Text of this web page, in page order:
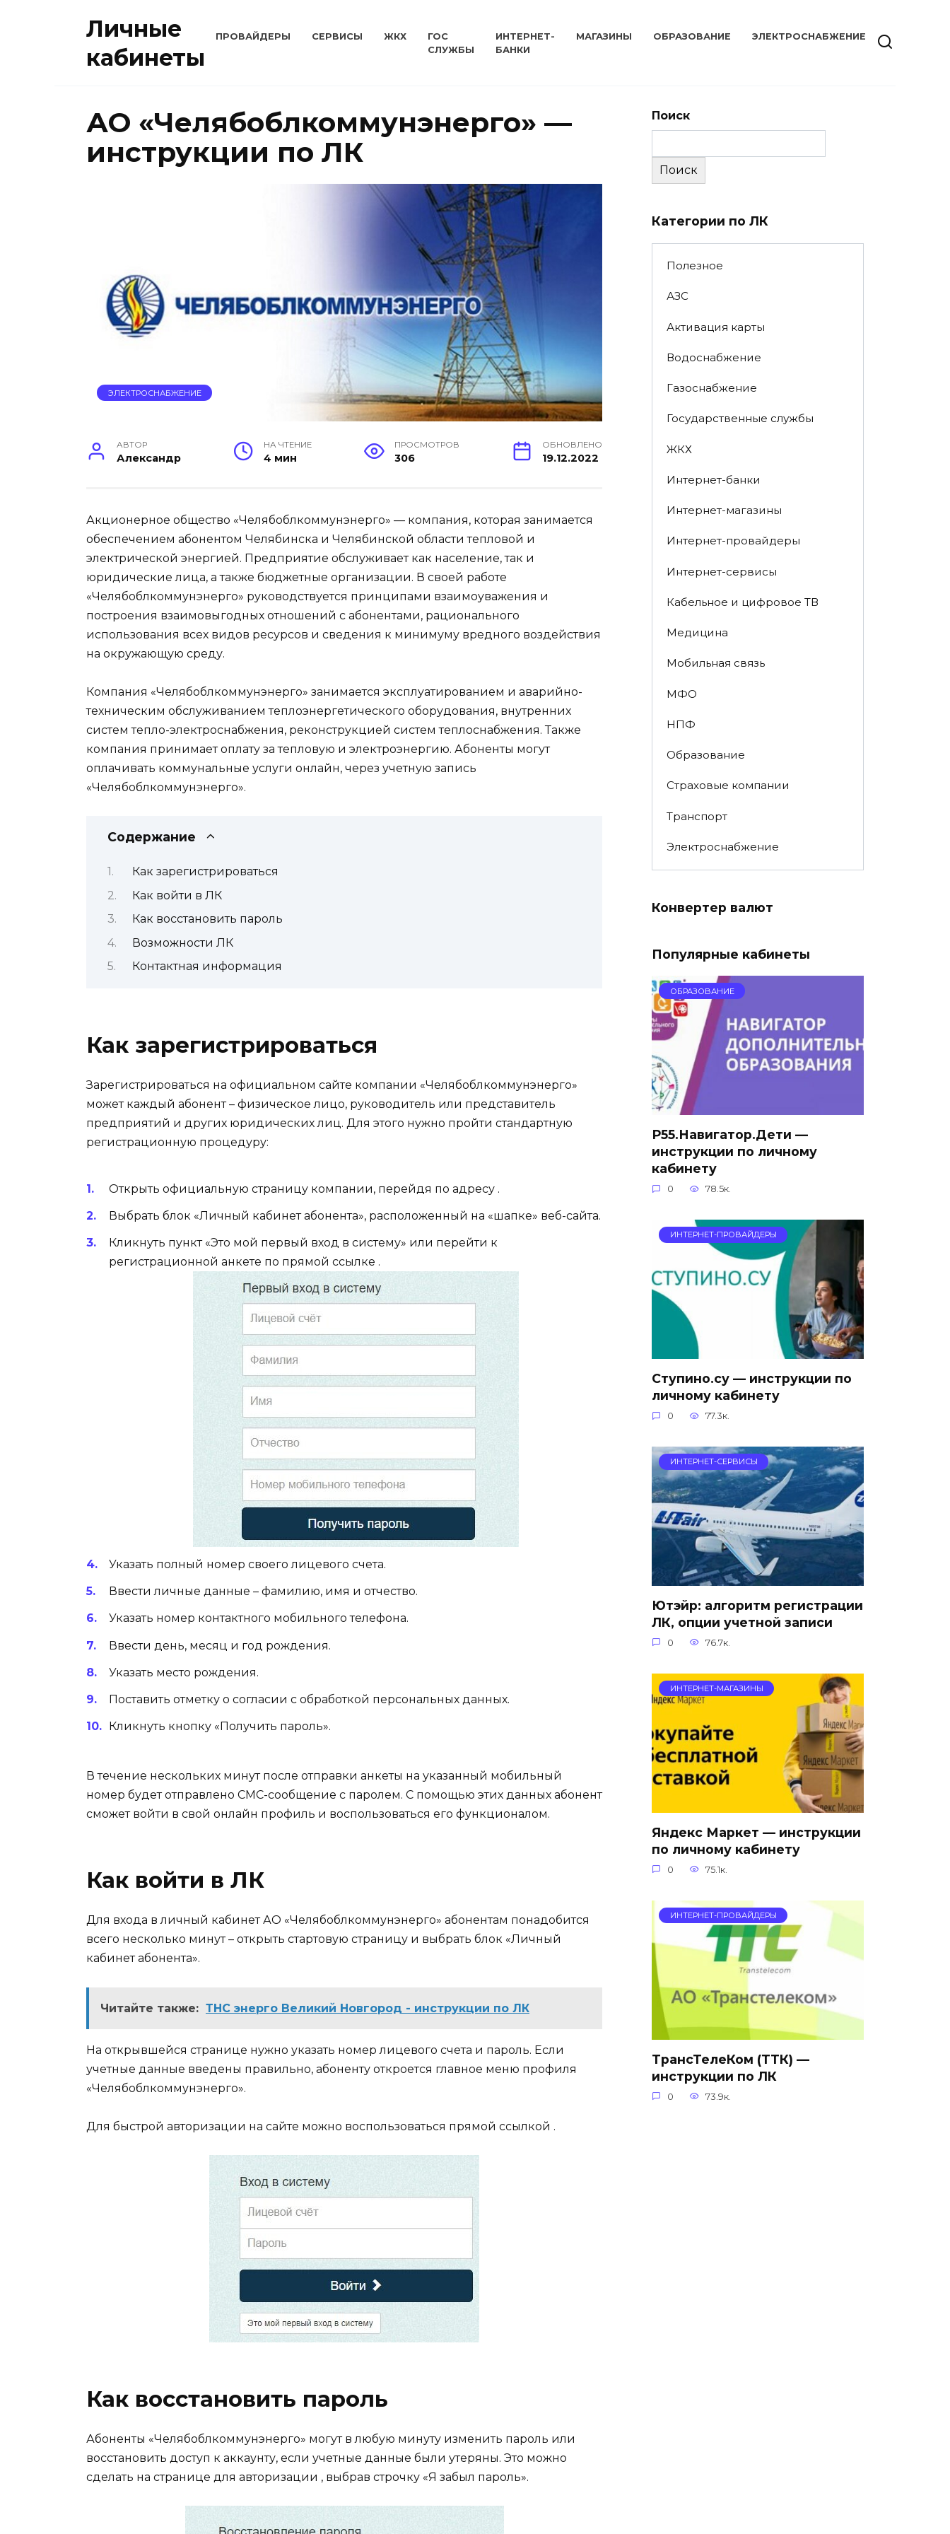
Личные
кабинеты
ПРОВАЙДЕРЫ СЕРВИСЫ ЖКХ
ГОС
СЛУЖБЫ
ИНТЕРНЕТ-
БАНКИ
МАГАЗИНЫ ОБРАЗОВАНИЕ ЭЛЕКТРОСНАБЖЕНИЕ
АО «Челябоблкоммунэнерго» —
инструкции по ЛК
ЭЛЕКТРОСНАБЖЕНИЕ
АВТОР
Александр
НА ЧТЕНИЕ
4 мин
ПРОСМОТРОВ
306
ОБНОВЛЕНО
19.12.2022
Акционерное общество «Челябоблкоммунэнерго» — компания, которая занимается
обеспечением абонентом Челябинска и Челябинской области тепловой и
электрической энергией. Предприятие обслуживает как население, так и
юридические лица, а также бюджетные организации. В своей работе
«Челябоблкоммунэнерго» руководствуется принципами взаимоуважения и
построения взаимовыгодных отношений с абонентами, рационального
использования всех видов ресурсов и сведения к минимуму вредного воздействия
на окружающую среду.
Компания «Челябоблкоммунэнерго» занимается эксплуатированием и аварийно-
техническим обслуживанием теплоэнергетического оборудования, внутренних
систем тепло-электроснабжения, реконструкцией систем теплоснабжения. Также
компания принимает оплату за тепловую и электроэнергию. Абоненты могут
оплачивать коммунальные услуги онлайн, через учетную запись
«Челябоблкоммунэнерго».
Содержание
Как зарегистрироваться
Как войти в ЛК
Как восстановить пароль
Возможности ЛК
Контактная информация
Как зарегистрироваться
Зарегистрироваться на официальном сайте компании «Челябоблкоммунэнерго»
может каждый абонент – физическое лицо, руководитель или представитель
предприятий и других юридических лиц. Для этого нужно пройти стандартную
регистрационную процедуру:
Открыть официальную страницу компании, перейдя по адресу .
Выбрать блок «Личный кабинет абонента», расположенный на «шапке» веб-сайта.
Кликнуть пункт «Это мой первый вход в систему» или перейти к
регистрационной анкете по прямой ссылке .
Указать полный номер своего лицевого счета.
Ввести личные данные – фамилию, имя и отчество.
Указать номер контактного мобильного телефона.
Ввести день, месяц и год рождения.
Указать место рождения.
Поставить отметку о согласии с обработкой персональных данных.
Кликнуть кнопку «Получить пароль».
В течение нескольких минут после отправки анкеты на указанный мобильный
номер будет отправлено СМС-сообщение с паролем. С помощью этих данных абонент
сможет войти в свой онлайн профиль и воспользоваться его функционалом.
Как войти в ЛК
Для входа в личный кабинет АО «Челябоблкоммунэнерго» абонентам понадобится
всего несколько минут – открыть стартовую страницу и выбрать блок «Личный
кабинет абонента».
Читайте также: ТНС энерго Великий Новгород - инструкции по ЛК
На открывшейся странице нужно указать номер лицевого счета и пароль. Если
учетные данные введены правильно, абоненту откроется главное меню профиля
«Челябоблкоммунэнерго».
Для быстрой авторизации на сайте можно воспользоваться прямой ссылкой .
Как восстановить пароль
Абоненты «Челябоблкоммунэнерго» могут в любую минуту изменить пароль или
восстановить доступ к аккаунту, если учетные данные были утеряны. Это можно
сделать на странице для авторизации , выбрав строчку «Я забыл пароль».
Поиск
Поиск
Категории по ЛК
Полезное
АЗС
Активация карты
Водоснабжение
Газоснабжение
Государственные службы
ЖКХ
Интернет-банки
Интернет-магазины
Интернет-провайдеры
Интернет-сервисы
Кабельное и цифровое ТВ
Медицина
Мобильная связь
МФО
НПФ
Образование
Страховые компании
Транспорт
Электроснабжение
Конвертер валют
Популярные кабинеты
ОБРАЗОВАНИЕ
Р55.Навигатор.Дети —
инструкции по личному
кабинету
0 78.5к.
ИНТЕРНЕТ-ПРОВАЙДЕРЫ
Ступино.су — инструкции по
личному кабинету
0 77.3к.
ИНТЕРНЕТ-СЕРВИСЫ
Ютэйр: алгоритм регистрации
ЛК, опции учетной записи
0 76.7к.
ИНТЕРНЕТ-МАГАЗИНЫ
Яндекс Маркет — инструкции
по личному кабинету
0 75.1к.
ИНТЕРНЕТ-ПРОВАЙДЕРЫ
ТрансТелеКом (ТТК) —
инструкции по ЛК
0 73.9к.